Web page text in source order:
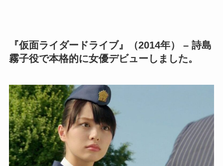
『仮面ライダードライブ』（2014年） – 詩島
霧子役で本格的に女優デビューしました。